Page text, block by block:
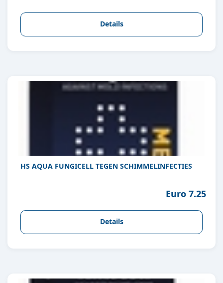
Details
HS AQUA FUNGICELL TEGEN SCHIMMELINFECTIES
Euro 7.25
Details